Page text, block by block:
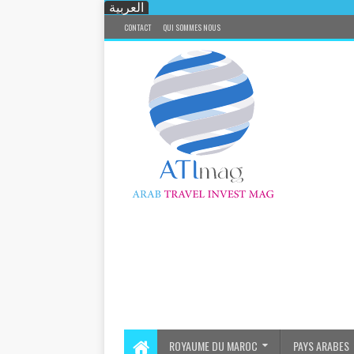
العربية
CONTACT QUI SOMMES NOUS
ROYAUME DU MAROC PAYS ARABES